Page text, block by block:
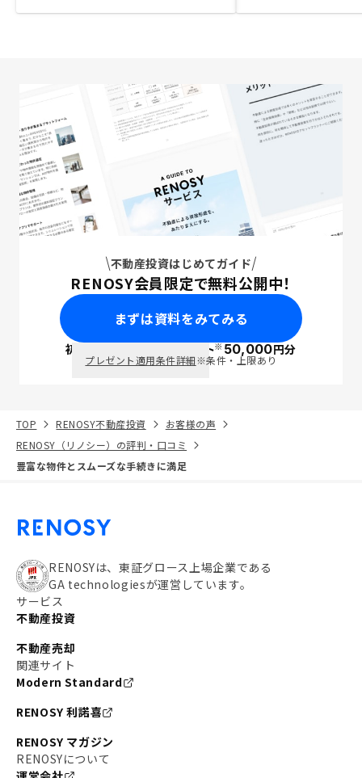
不動産投資はじめてガイド
RENOSY会員限定で無料公開中！
まずは資料をみてみる
初回面談で ポイント※50,000円分
プレゼント適用条件詳細※条件・上限あり
TOP RENOSY不動産投資
お客様の声
RENOSY（リノシー）の評判・口コミ
豊富な物件とスムーズな手続きに満足
RENOSYは、東証グロース上場企業である
GA technologiesが運営しています。
サービス
不動産投資
不動産売却
関連サイト
Modern Standard
RENOSY 利諾喜
RENOSY マガジン
RENOSYについて